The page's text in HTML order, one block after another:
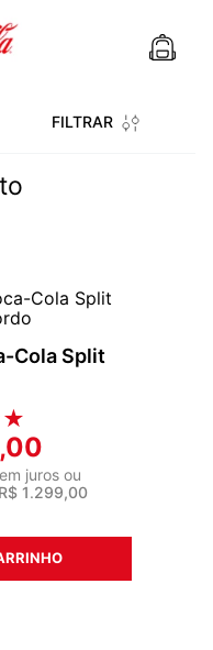
FILTRAR
Cola Split
★
00
juros ou
R$ 1.299,00